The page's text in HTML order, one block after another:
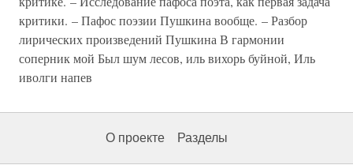
критики. – Пафос поэзии Пушкина вообще. – Разбор
лирических произведений Пушкина В гармонии
соперник мой Был шум лесов, иль вихорь буйной, Иль
иволги напев
О проекте Разделы